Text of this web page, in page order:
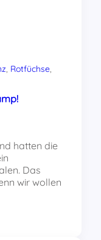
Rotfüchse
hatten die
Das
wir wollen